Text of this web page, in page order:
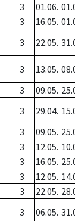
3 01.06.
3 16.05.
3 22.05.
3 13.05.
3 09.05.
3 29.04.
3 09.05.
3 12.05.
3 16.05.
3 12.05.
3 22.05.
3 06.05.